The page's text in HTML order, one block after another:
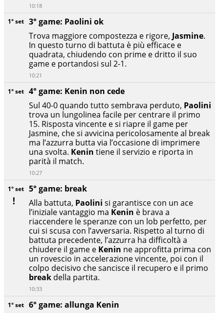
1° set 6° game: allunga Kenin
1° set 5° game: break
Alla battuta, Paolini si garantisce con un ace
l’iniziale vantaggio ma Kenin è brava a
riaccendere le speranze con un lob perfetto, per
cui si scusa con l’avversaria. Rispetto al turno di
battuta precedente, l’azzurra ha difficoltà a
chiudere il game e Kenin ne approfitta prima con
un rovescio in accelerazione vincente, poi con il
colpo decisivo che sancisce il recupero e il primo
break della partita.
10:33
1° set 4° game: Kenin non cede
Sul 40-0 quando tutto sembrava perduto, Paolini
trova un lungolinea facile per centrare il primo
15. Risposta vincente e si riapre il game per
Jasmine, che si avvicina pericolosamente al break
ma l’azzurra butta via l’occasione di imprimere
una svolta. Kenin tiene il servizio e riporta in
parità il match.
10:27
1° set 3° game: Paolini ok
Trova maggiore compostezza e rigore, Jasmine.
In questo turno di battuta è più efficace e
quadrata, chiudendo con prime e dritto il suo
game e portandosi sul 2-1.
10:21
10:18